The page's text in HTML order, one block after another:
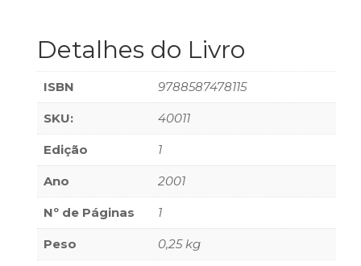
PNL
(Programação
Neurolingüística)
(41)
Psicodrama
(200)
Psicologia,
Psicoterapia
Publicidade,
Propaganda
e
Detalhes do Livro
ISBN 9788587478115
SKU: 40011
Edição 1
Ano 2001
Nº de Páginas 1
Peso 0,25 kg